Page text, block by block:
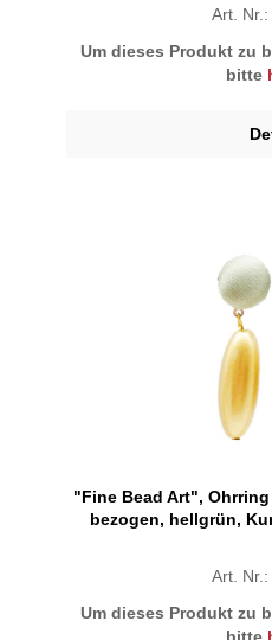
Art.
Um dieses Produkt zu
bitte
"Fine Bead Art", Ohrring Stecker, Oberteil mit Stoff
bezogen, hellgrün,
Art.
Um dieses Produkt zu
bitte